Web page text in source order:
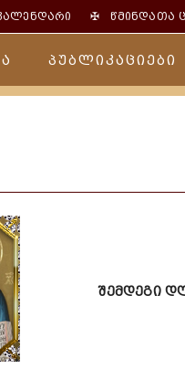
✠წმინდათა
პუბლიკაციები
შემდეგი